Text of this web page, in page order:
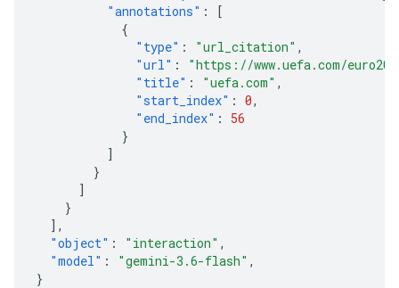
"annotations" :
[
{
"type" : "url_citation" ,
"url" :
"https://www.uefa.com/
"title" : "uefa.com" ,
"start_index" : 0,
"end_index" :
56
}
]
}
]
}
],
"object" : "interaction" ,
"model" : "gemini-3.6-flash" ,
}